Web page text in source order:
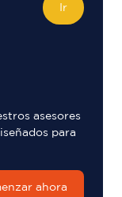
Ir
asesores
para
ahora